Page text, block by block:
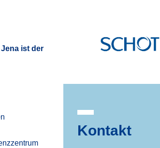
ist der
Kontakt